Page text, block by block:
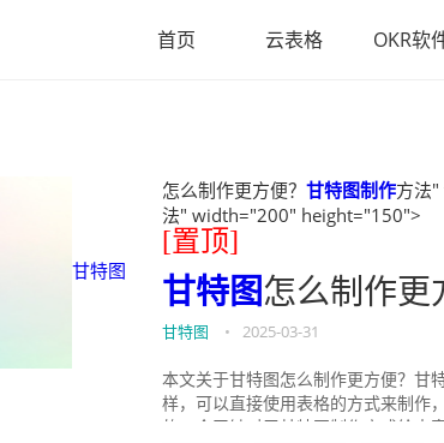
首页 云表格 OKR软
甘特图
怎么制作更方便？ 甘特图制作方法
法" width="200" height="150">
[置顶]
甘特图怎么制作更
甘特图 • 2025-03-31
本文关于甘特图怎么制作更方便？甘
样，可以直接使用表格的方式来制作